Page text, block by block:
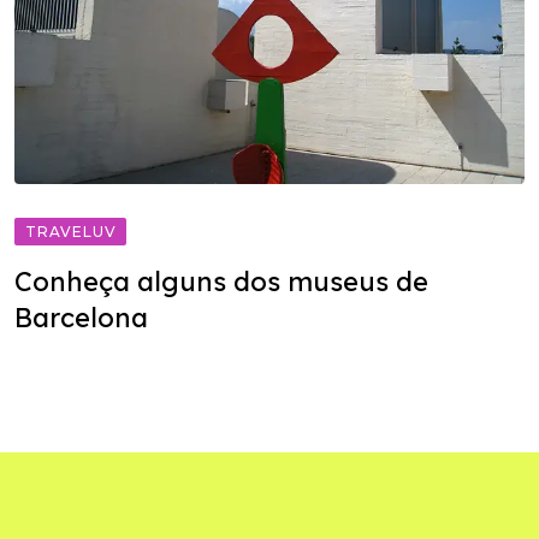
TRAVELUV
Conheça alguns dos museus de
Barcelona